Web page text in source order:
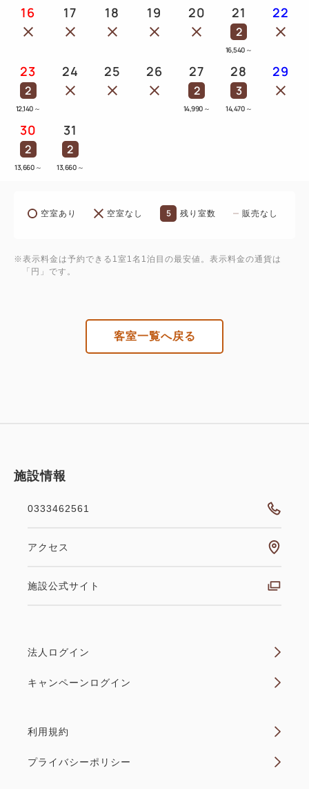
16 17 18 19 20 21
2
16,540 ～
22
23
2
12,140 ～
24 25 26 27
2
14,990 ～
28
3
14,470 ～
29
30
2
13,660 ～
31
2
13,660 ～
空室あり 空室なし 5 残り室数 販売なし
※表示料金は予約できる1室1名1泊目の最安値。表示料金の通貨は
「円」です。
客室一覧へ戻る
施設情報
0333462561
アクセス
施設公式サイト
法人ログイン
キャンペーンログイン
利用規約
プライバシーポリシー